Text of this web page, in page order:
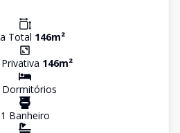
Total 146m²
146m²
Dormitórios
1 Banheiro